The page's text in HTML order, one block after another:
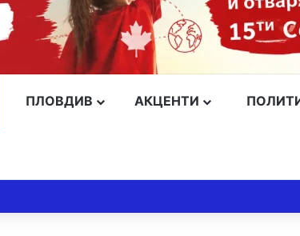
ПЛОВДИВ АКЦЕНТИ